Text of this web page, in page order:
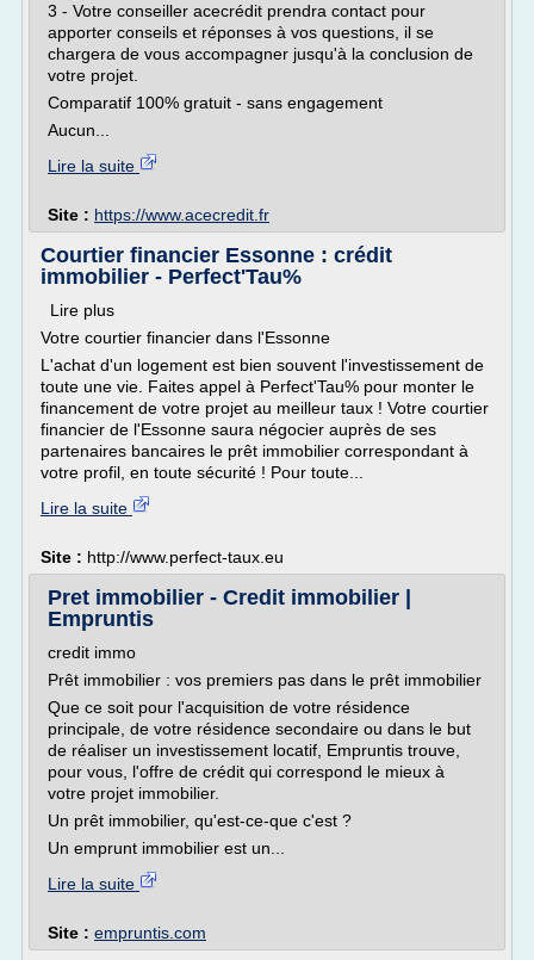
3 - Votre conseiller acecrédit prendra contact pour
apporter conseils et réponses à vos questions, il se
chargera de vous accompagner jusqu'à la conclusion de
votre projet.
Comparatif 100% gratuit - sans engagement
Aucun...
Lire la suite
Site : https://www.acecredit.fr
Courtier financier Essonne : crédit
immobilier - Perfect'Tau%
Lire plus
Votre courtier financier dans l'Essonne
L'achat d'un logement est bien souvent l'investissement de
toute une vie. Faites appel à Perfect'Tau% pour monter le
financement de votre projet au meilleur taux ! Votre courtier
financier de l'Essonne saura négocier auprès de ses
partenaires bancaires le prêt immobilier correspondant à
votre profil, en toute sécurité ! Pour toute...
Lire la suite
Site : http://www.perfect-taux.eu
Pret immobilier - Credit immobilier |
Empruntis
credit immo
Prêt immobilier : vos premiers pas dans le prêt immobilier
Que ce soit pour l'acquisition de votre résidence
principale, de votre résidence secondaire ou dans le but
de réaliser un investissement locatif, Empruntis trouve,
pour vous, l'offre de crédit qui correspond le mieux à
votre projet immobilier.
Un prêt immobilier, qu'est-ce-que c'est ?
Un emprunt immobilier est un...
Lire la suite
Site : empruntis.com